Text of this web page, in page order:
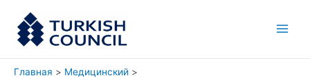
содержимому
Главная
Медицинский